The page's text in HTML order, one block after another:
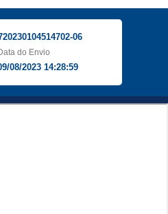
06
do Envio
08/2023 14:28:59